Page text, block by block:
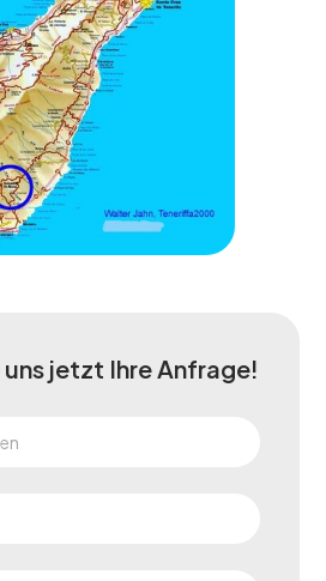
uns jetzt Ihre Anfrage!